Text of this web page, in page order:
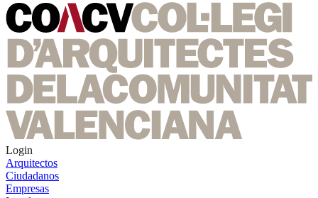
Login
Arquitectos
Ciudadanos
Empresas